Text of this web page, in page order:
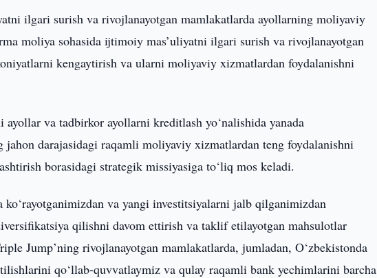
ilgari surish va rivojlanayotgan mamlakatlarda ayollarning moliyaviy
moliya sohasida ijtimoiy mas’uliyatni ilgari surish va rivojlanayotgan
kengaytirish va ularni moliyaviy xizmatlardan foydalanishni
va tadbirkor ayollarni kreditlash yo‘nalishida yanada
darajasidagi raqamli moliyaviy xizmatlardan teng foydalanishni
borasidagi strategik missiyasiga to‘liq mos keladi.
va yangi investitsiyalarni jalb qilganimizdan
qilishni davom ettirish va taklif etilayotgan mahsulotlar
Jump’ning rivojlanayotgan mamlakatlarda, jumladan, O‘zbekistonda
qo‘llab-quvvatlaymiz va qulay raqamli bank yechimlarini barcha